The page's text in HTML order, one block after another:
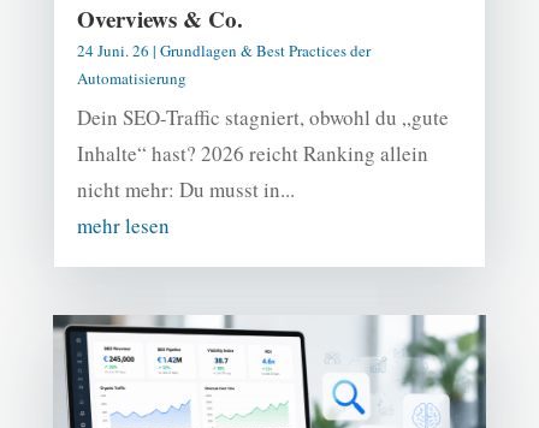
Overviews & Co.
24 Juni. 26 | Grundlagen & Best Practices der
Automatisierung
Dein SEO-Traffic stagniert, obwohl du „gute
Inhalte“ hast? 2026 reicht Ranking allein
nicht mehr: Du musst in...
mehr lesen